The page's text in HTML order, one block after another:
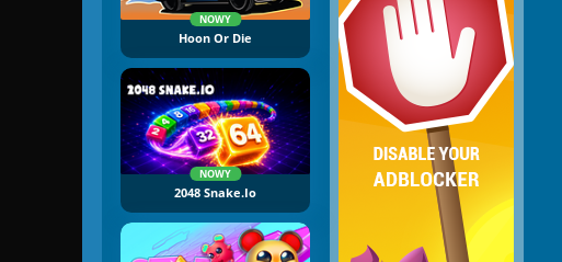
NOWY
Hoon Or Die
NOWY
2048 Snake.io